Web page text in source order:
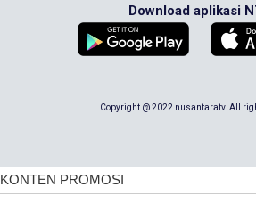
Download aplikasi
Copyright @ 2022 nusantaratv. All